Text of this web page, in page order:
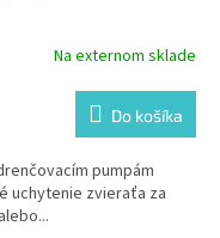
Na externom sklade
Do košíka
pumpám
uchytenie zvieraťa za